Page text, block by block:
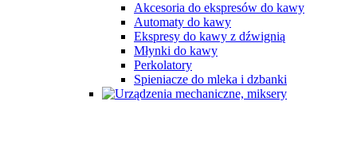
Akcesoria do ekspresów do kawy
Automaty do kawy
Ekspresy do kawy z dźwignią
Młynki do kawy
Perkolatory
Spieniacze do mleka i dzbanki